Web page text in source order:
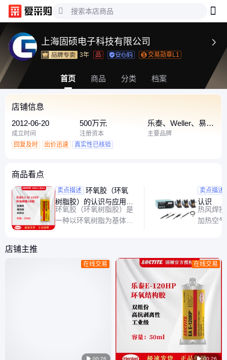
上海固硕电子科技有限公司 
3年 品 交易勋章L1
首页 商品 分类 档案
店铺信息
2012-06-20
成立时间
500万元
注册资本
乐泰、Weller、易力
高
主要品牌
回复及时
出价迅速 真实性已核验
商品看点
卖点描述
树脂胶）的认识与应用领
域
环氧胶（环氧树脂胶）是
一种以环氧树脂为基体、
质和耐温性优异等特点，
广泛应用于工业、电子、
建筑、航空航天等领域。
一、环氧胶的组成与分类
卖点描述
认识
热风焊
加热空
均匀、
控制温
操作人
一、热
原理 热
店铺主推
 00:26
在线交易
 00:26
在线交易